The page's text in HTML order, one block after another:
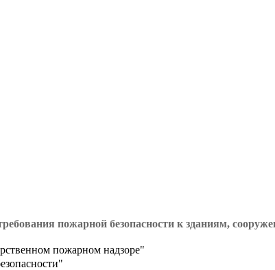
пожарной безопасности к зданиям,
пожарном надзоре"